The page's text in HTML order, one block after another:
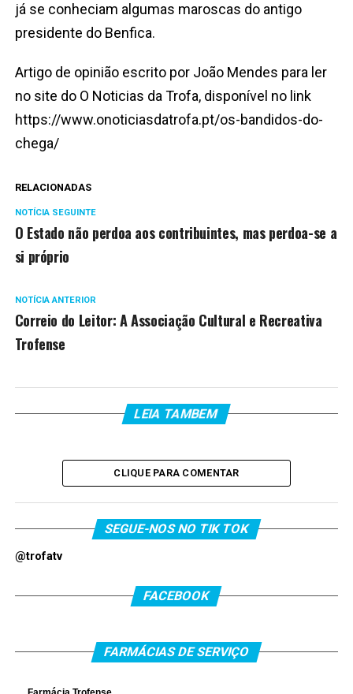
já se conheciam algumas maroscas do antigo
presidente do Benfica.
Artigo de opinião escrito por João Mendes para ler
no site do O Noticias da Trofa, disponível no link
https://www.onoticiasdatrofa.pt/os-bandidos-do-
chega/
RELACIONADAS
NOTÍCIA SEGUINTE
O Estado não perdoa aos contribuintes, mas perdoa-se a
si próprio
NOTÍCIA ANTERIOR
Correio do Leitor: A Associação Cultural e Recreativa
Trofense
LEIA TAMBEM
CLIQUE PARA COMENTAR
SEGUE-NOS NO TIK TOK
@trofatv
FACEBOOK
FARMÁCIAS DE SERVIÇO